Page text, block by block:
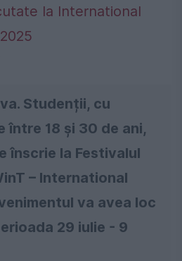
la International
Studenții, cu
între 18 și 30 de ani,
înscrie la Festivalul
– International
va avea loc
29 iulie - 9